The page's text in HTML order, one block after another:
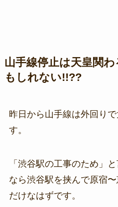
山手線停止は天皇関
もしれない!!??
昨日から山手線は外回り
す。
「渋谷駅の工事のため」
なら渋谷駅を挟んで原宿
だけなはずです。